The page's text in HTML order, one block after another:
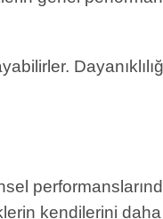
kendilerini